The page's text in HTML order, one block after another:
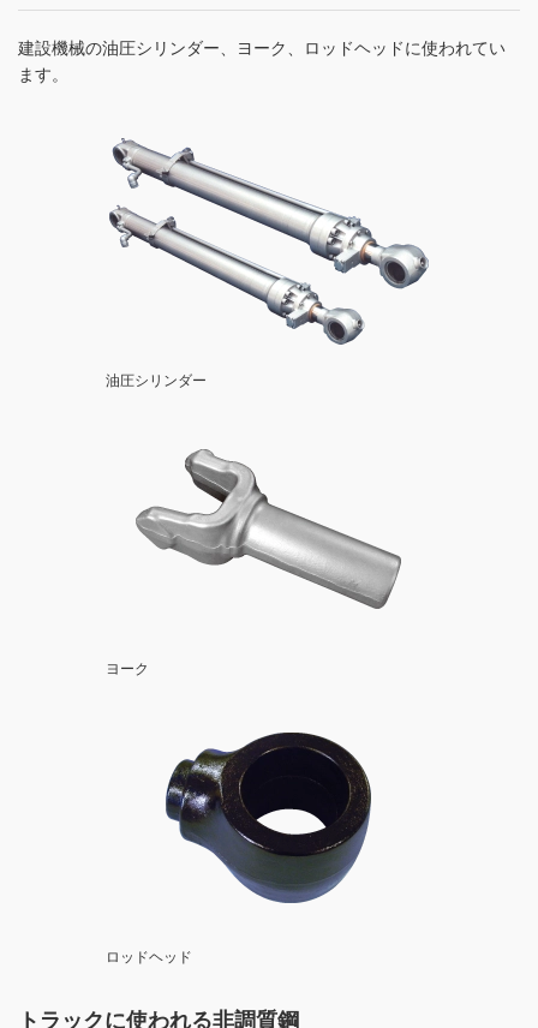
建設機械の油圧シリンダー、ヨーク、ロッドヘッドに使われてい
ます。
油圧シリンダー
ヨーク
ロッドヘッド
トラックに使われる非調質鋼